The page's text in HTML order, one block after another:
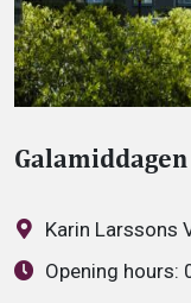
Karin Larssons
Opening hours: